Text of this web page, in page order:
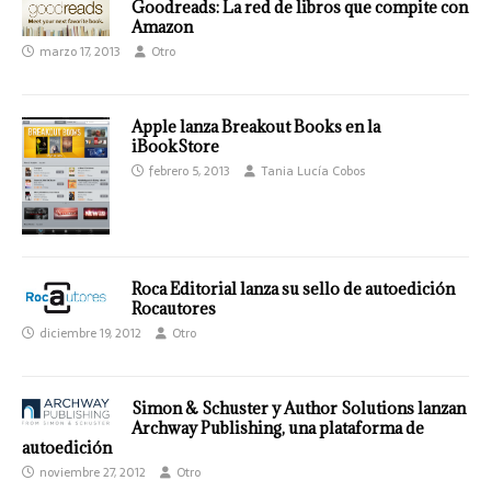
Goodreads: La red de libros que compite con
Amazon
marzo 17, 2013 Otro
Apple lanza Breakout Books en la
iBookStore
febrero 5, 2013 Tania Lucía Cobos
Roca Editorial lanza su sello de autoedición
Rocautores
diciembre 19, 2012 Otro
Simon & Schuster y Author Solutions lanzan
Archway Publishing, una plataforma de
autoedición
noviembre 27, 2012 Otro